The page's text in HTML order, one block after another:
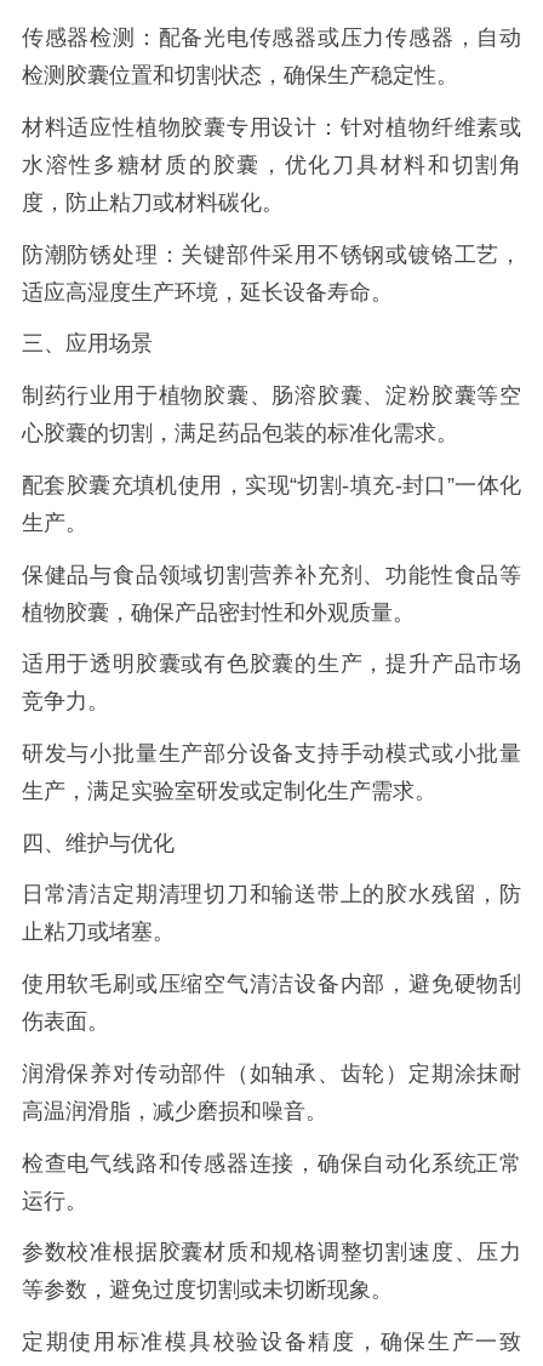
传感器检测：配备光电传感器或压力传感器，自动
检测胶囊位置和切割状态，确保生产稳定性。
材料适应性植物胶囊专用设计：针对植物纤维素或
水溶性多糖材质的胶囊，优化刀具材料和切割角
度，防止粘刀或材料碳化。
防潮防锈处理：关键部件采用不锈钢或镀铬工艺，
适应高湿度生产环境，延长设备寿命。
三、应用场景
制药行业用于植物胶囊、肠溶胶囊、淀粉胶囊等空
心胶囊的切割，满足药品包装的标准化需求。
配套胶囊充填机使用，实现“切割-填充-封口”一体化
生产。
保健品与食品领域切割营养补充剂、功能性食品等
植物胶囊，确保产品密封性和外观质量。
适用于透明胶囊或有色胶囊的生产，提升产品市场
竞争力。
研发与小批量生产部分设备支持手动模式或小批量
生产，满足实验室研发或定制化生产需求。
四、维护与优化
日常清洁定期清理切刀和输送带上的胶水残留，防
止粘刀或堵塞。
使用软毛刷或压缩空气清洁设备内部，避免硬物刮
伤表面。
润滑保养对传动部件（如轴承、齿轮）定期涂抹耐
高温润滑脂，减少磨损和噪音。
检查电气线路和传感器连接，确保自动化系统正常
运行。
参数校准根据胶囊材质和规格调整切割速度、压力
等参数，避免过度切割或未切断现象。
定期使用标准模具校验设备精度，确保生产一致